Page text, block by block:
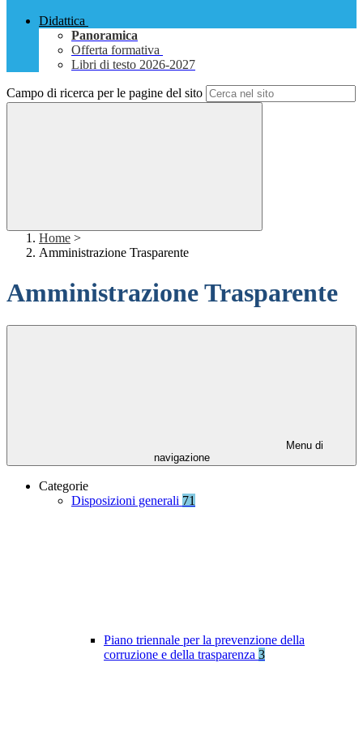
Didattica
Panoramica
Offerta formativa
Libri di testo 2026-2027
Campo di ricerca per le pagine del sito
Home >
Amministrazione Trasparente
Amministrazione Trasparente
Menu di
navigazione
Categorie
Disposizioni generali 71
Piano triennale per la prevenzione della
corruzione e della trasparenza 3